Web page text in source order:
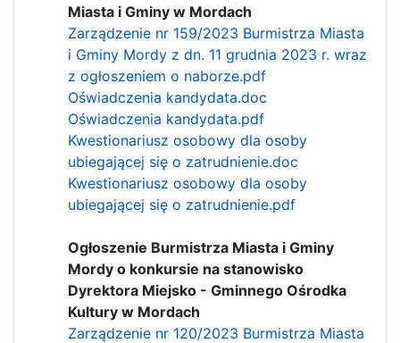
Miasta i Gminy w Mordach
Zarządzenie nr 159/2023 Burmistrza Miasta
i Gminy Mordy z dn. 11 grudnia 2023 r. wraz
z ogłoszeniem o naborze.pdf
Oświadczenia kandydata.doc
Oświadczenia kandydata.pdf
Kwestionariusz osobowy dla osoby
ubiegającej się o zatrudnienie.doc
Kwestionariusz osobowy dla osoby
ubiegającej się o zatrudnienie.pdf
Ogłoszenie Burmistrza Miasta i Gminy
Mordy o konkursie na stanowisko
Dyrektora Miejsko - Gminnego Ośrodka
Kultury w Mordach
Zarządzenie nr 120/2023 Burmistrza Miasta